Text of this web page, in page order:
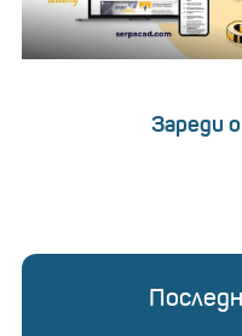
Зареди